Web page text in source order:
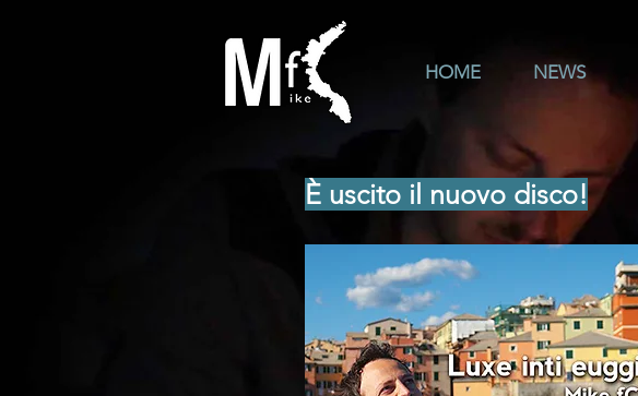
HOME NEWS
È uscito il nuovo disco!